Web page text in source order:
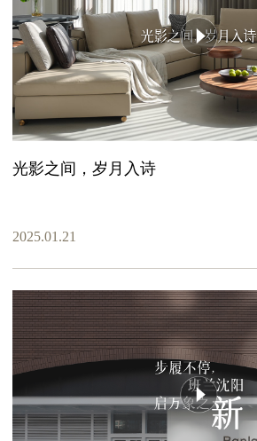
光影之间，岁月入诗
2025.01.21